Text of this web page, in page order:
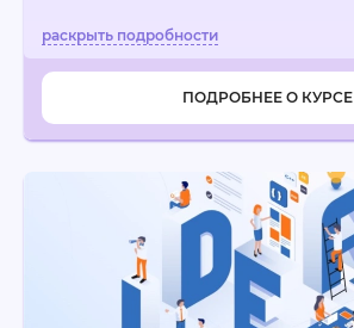
ПОДРОБНЕЕ О КУРСЕ